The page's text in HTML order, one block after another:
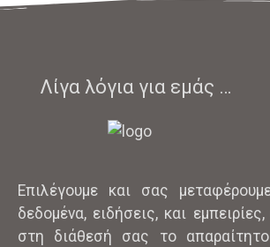
Λίγα λόγια για εμάς …
Επιλέγουμε και σας
δεδομένα, ειδήσεις, και
στη διάθεσή σας το